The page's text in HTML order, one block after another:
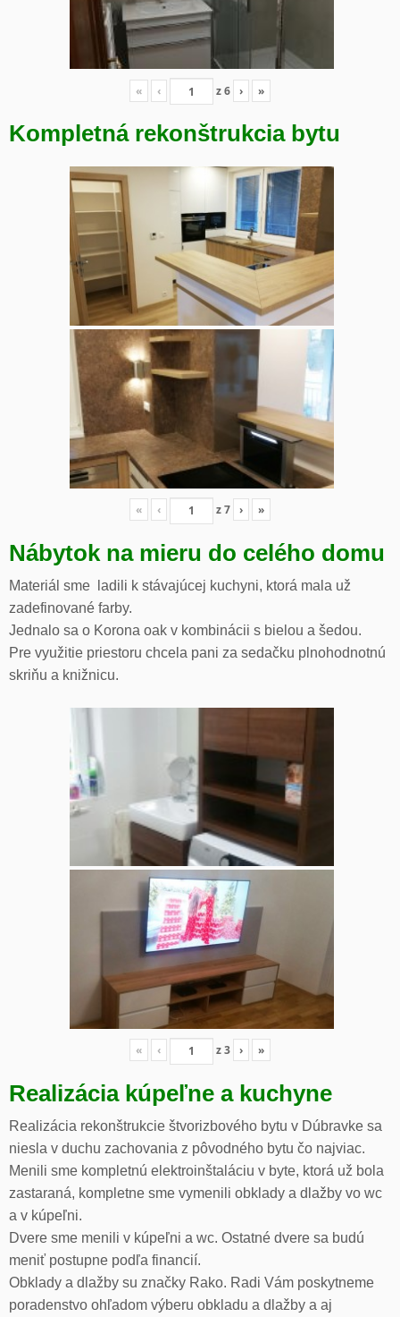
« ‹ z6 › »
Kompletná rekonštrukcia bytu
« ‹ z7 › »
Nábytok na mieru do celého domu
Materiál sme ladili k stávajúcej kuchyni, ktorá mala už
zadefinované farby.
Jednalo sa o Korona oak v kombinácii s bielou a šedou.
Pre využitie priestoru chcela pani za sedačku plnohodnotnú
skriňu a knižnicu.
« ‹ z3 › »
Realizácia kúpeľne a kuchyne
Realizácia rekonštrukcie štvorizbového bytu v Dúbravke sa
niesla v duchu zachovania z pôvodného bytu čo najviac.
Menili sme kompletnú elektroinštaláciu v byte, ktorá už bola
zastaraná, kompletne sme vymenili obklady a dlažby vo wc
a v kúpeľni.
Dvere sme menili v kúpeľni a wc. Ostatné dvere sa budú
meniť postupne podľa financií.
Obklady a dlažby su značky Rako. Radi Vám poskytneme
poradenstvo ohľadom výberu obkladu a dlažby a aj